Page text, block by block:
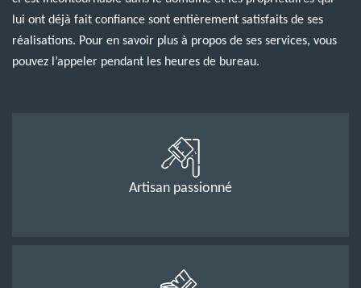
lui ont déjà fait confiance sont entièrement satisfaits de ses
réalisations. Pour en savoir plus à propos de ses services, vous
pouvez l’appeler pendant les heures de bureau.
Artisan passionné